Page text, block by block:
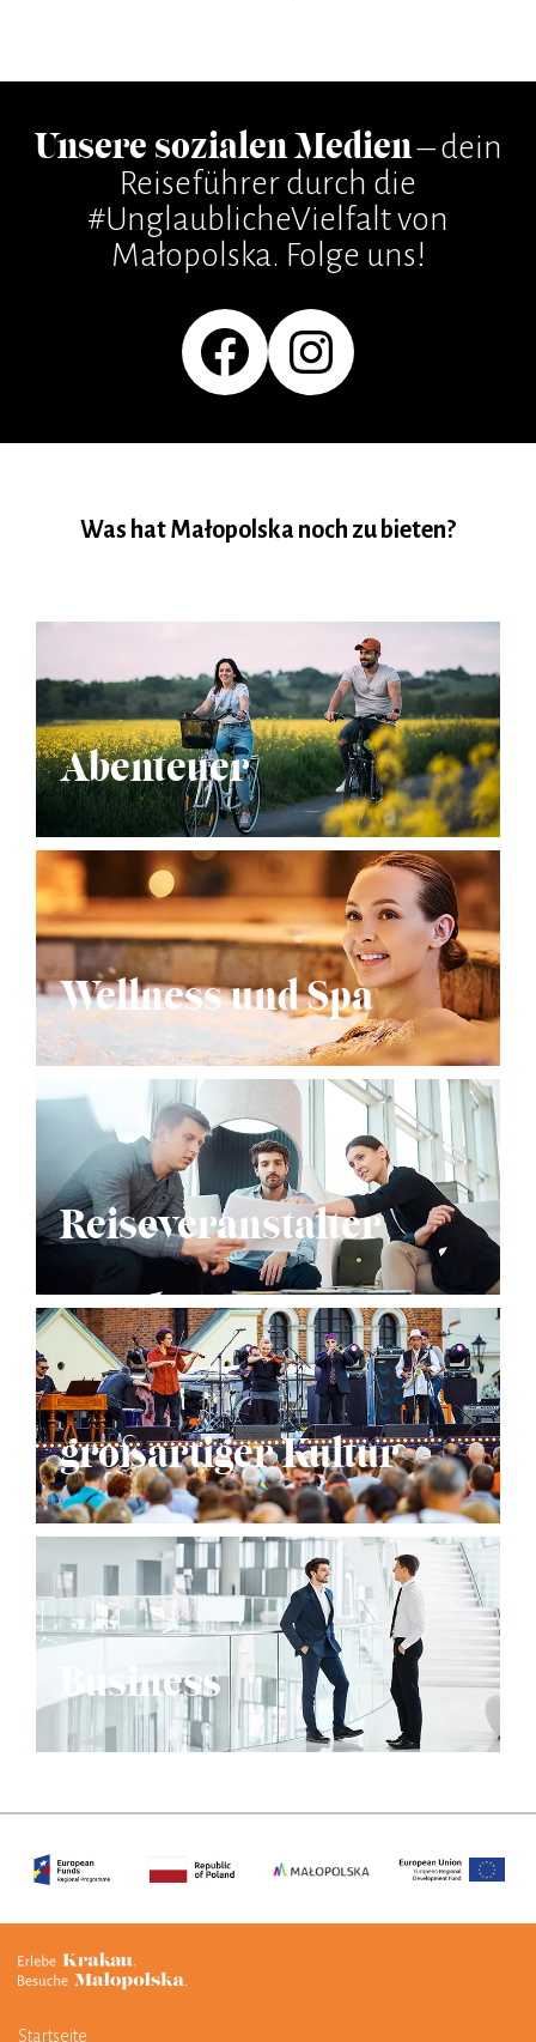
Unsere sozialen Medien– dein
Reiseführer durch die
#UnglaublicheVielfalt von
Małopolska. Folge uns!
Facebook Instagram
Was hat Małopolska noch zu bieten?
Abenteuer
Wellness und Spa
Reiseveranstalter
großartiger Kultur
Business
Startseite